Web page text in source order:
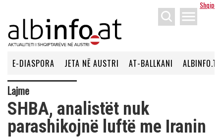
Shqip
menu
E-DIASPORA JETA NË AUSTRI AT-BALLKANI ALBINFO.TV
Lajme
SHBA, analistët nuk
parashikojnë luftë me Iranin